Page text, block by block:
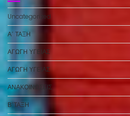
Uncategorized
Α΄ ΤΑΞΗ
ΑΓΩΓΗ ΥΓΕΙΑΣ
ΑΓΩΓΗ ΥΓΕΙΑΣ
ΑΝΑΚΟΙΝΩΣΕΙΣ
Β΄ΤΑΞΗ